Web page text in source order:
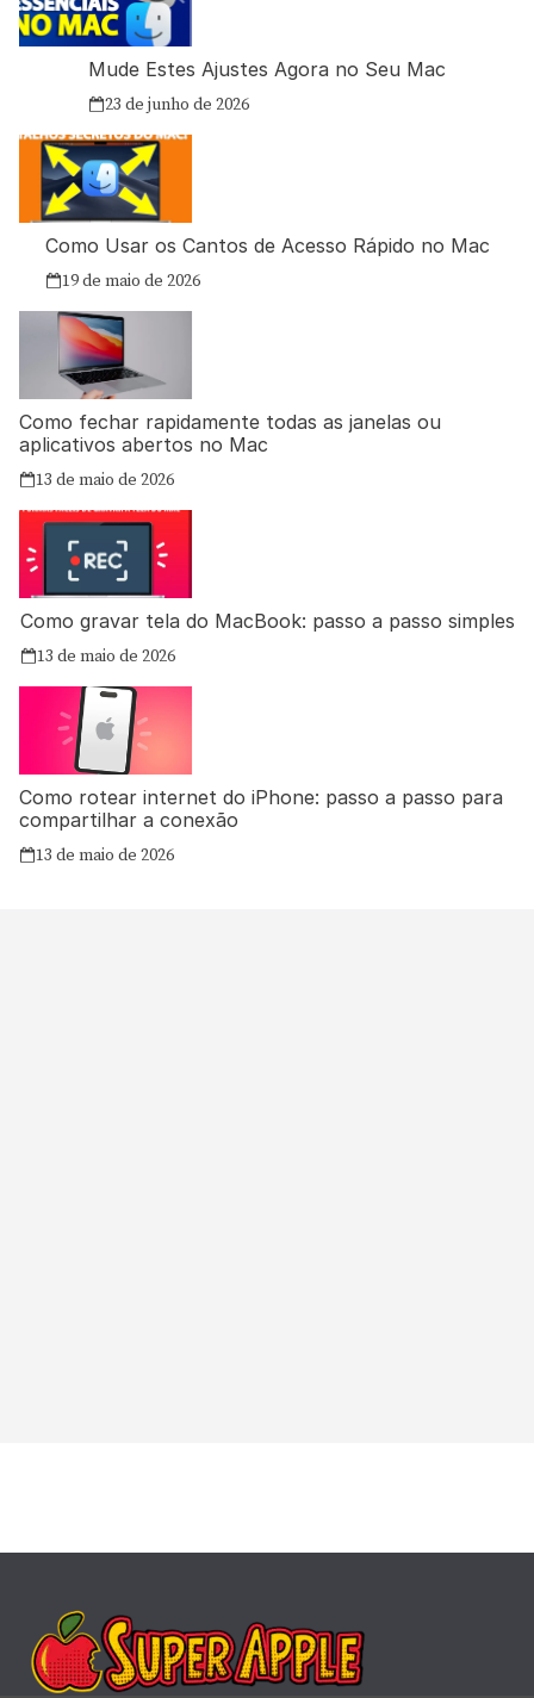
Mude Estes Ajustes Agora no Seu Mac
23 de junho de 2026
Como Usar os Cantos de Acesso Rápido no Mac
19 de maio de 2026
Como fechar rapidamente todas as janelas ou
aplicativos abertos no Mac
13 de maio de 2026
Como gravar tela do MacBook: passo a passo simples
13 de maio de 2026
Como rotear internet do iPhone: passo a passo para
compartilhar a conexão
13 de maio de 2026